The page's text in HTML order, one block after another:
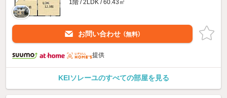
1階 / 2LDK / 60.43㎡
お問い合わせ （無料）
提供
KEIソレーユのすべての部屋を見る